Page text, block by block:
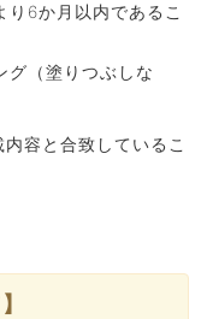
6か月以内であるこ
グ（塗りつぶしな
容と合致しているこ